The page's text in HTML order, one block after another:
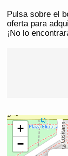
Pulsa sobre el
oferta para
¡No lo